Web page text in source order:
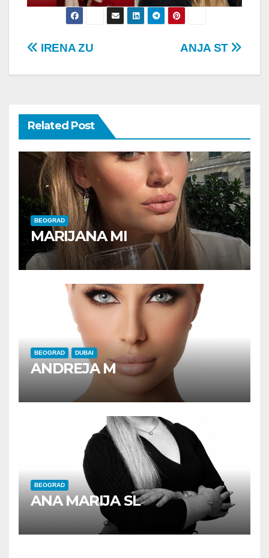
Post
navigation
ANJA ST
IRENA ZU
Related Post
BEOGRAD
MARIJANA MI
BEOGRAD DUBAI
ANDREJA M
BEOGRAD
ANA MARIJA SL